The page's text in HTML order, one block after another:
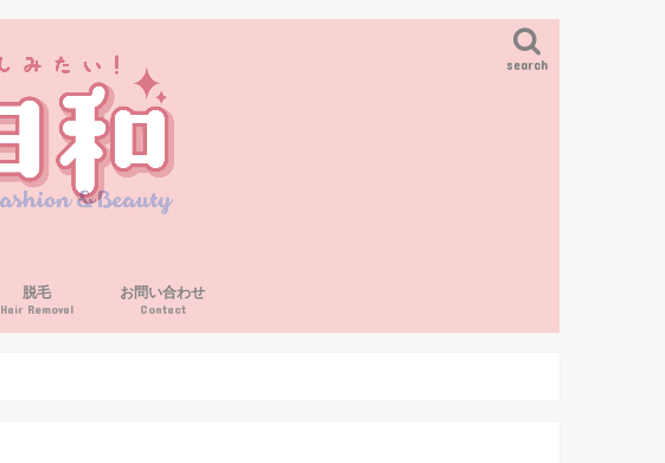
search
脱毛
Hair Removal
お問い合わせ
Contact